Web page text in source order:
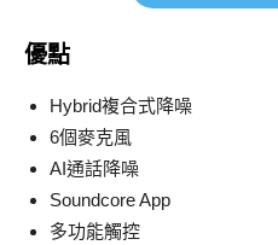
優點
Hybrid複合式降噪
6個麥克風
AI通話降噪
Soundcore App
多功能觸控